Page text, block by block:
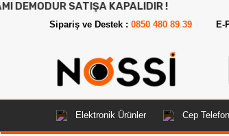
SATIŞA KAPALIDIR !
Sipariş ve Destek : 0850 480 89 39 E-
Elektronik Ürünler Cep